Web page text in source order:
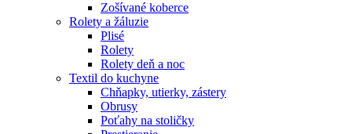
Zošívané koberce
Rolety a žáluzie
Plisé
Rolety
Rolety deň a noc
Textil do kuchyne
Chňapky, utierky, zástery
Obrusy
Poťahy na stoličky